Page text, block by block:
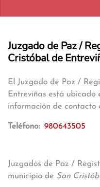
Juzgado de Paz /
Cristóbal de
El Juzgado de Paz /
Entreviñas está ubicado
información de contacto
Teléfono: 980643505
Juzgados de Paz /
municipio de San